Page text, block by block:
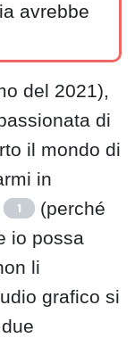
avrebbe
del 2021),
di
il mondo di
in
1
(perché
io possa
li
grafico si